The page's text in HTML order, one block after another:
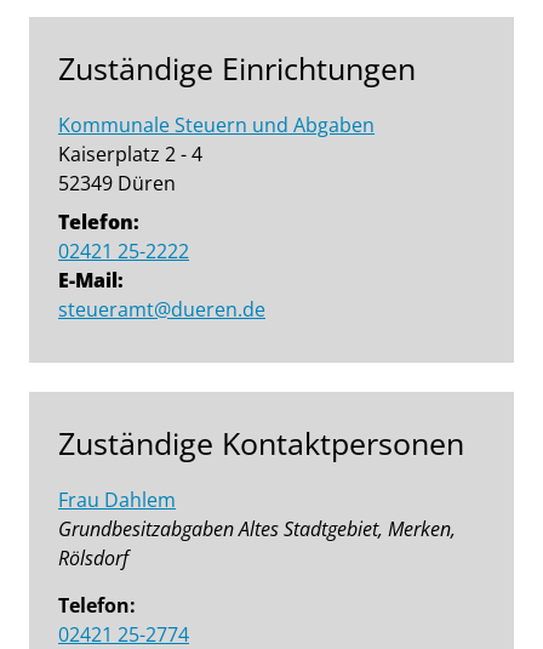
Zuständige Einrichtungen
Kommunale Steuern und Abgaben
Kaiserplatz 2 - 4
52349 Düren
Telefon:
02421 25-2222
E-Mail:
steueramt@dueren.de
Zuständige Kontaktpersonen
Frau Dahlem
Grundbesitzabgaben Altes Stadtgebiet, Merken,
Rölsdorf
Telefon:
02421 25-2774